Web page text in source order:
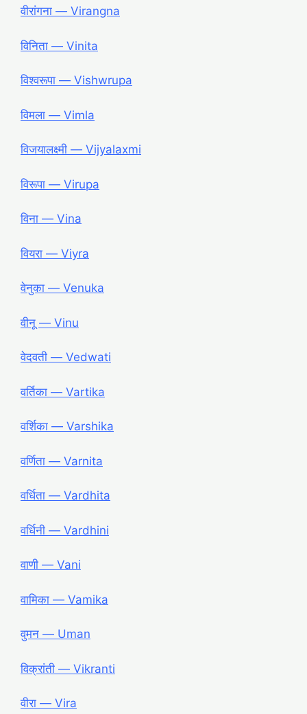
वीरांगना ― Virangna
विनिता ― Vinita
विश्वरूपा ― Vishwrupa
विमला ― Vimla
विजयालक्ष्मी ― Vijyalaxmi
विरूपा ― Virupa
विना ― Vina
वियरा ― Viyra
वेनुका ― Venuka
वीनू ― Vinu
वेदवती ― Vedwati
वर्तिका ― Vartika
वर्शिका ― Varshika
वर्णिता ― Varnita
वर्धिता ― Vardhita
वर्धिनी ― Vardhini
वाणी ― Vani
वामिका ― Vamika
वुमन ― Uman
विक्रांती ― Vikranti
वीरा ― Vira